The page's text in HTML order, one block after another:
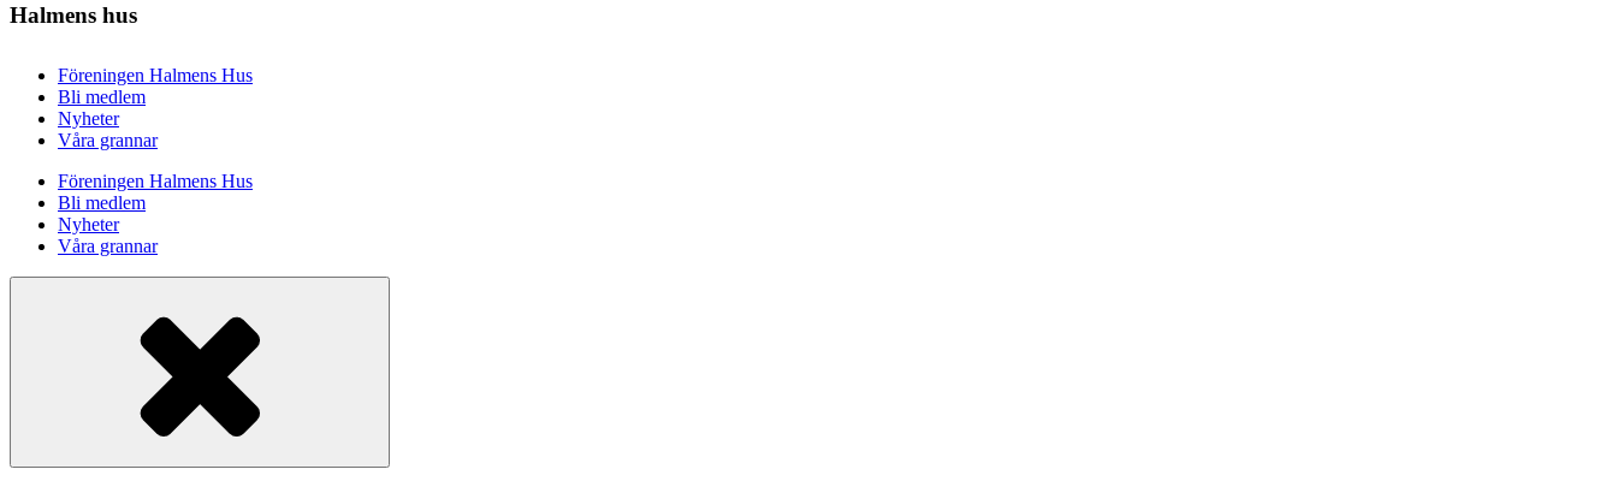
Halmens hus
Föreningen Halmens Hus
Bli medlem
Nyheter
Våra grannar
Föreningen Halmens Hus
Bli medlem
Nyheter
Våra grannar